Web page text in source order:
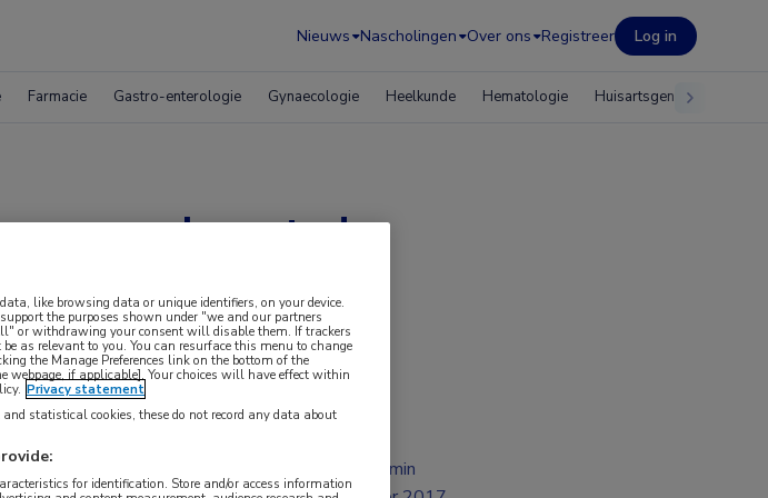
Nieuws Nascholingen Over ons Registreer Log in
Farmacie Gastro-enterologie Gynaecologie Heelkunde Hematologie Huisartsgeneeskunde
voorkomt de
1 min
like browsing data or unique identifiers, on your device.
the purposes shown under "we and our partners
or withdrawing your consent will disable them. If trackers
as relevant to you. You can resurface this menu to change
the Manage Preferences link on the bottom of the
webpage, if applicable]. Your choices will have effect within
Privacy statement
statistical cookies, these do not record any data about
for identification. Store and/or access information